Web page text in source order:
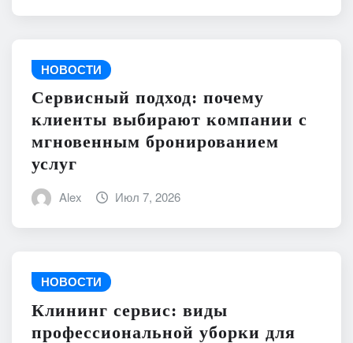
НОВОСТИ
Сервисный подход: почему
клиенты выбирают компании с
мгновенным бронированием
услуг
Alex Июл 7, 2026
НОВОСТИ
Клининг сервис: виды
профессиональной уборки для